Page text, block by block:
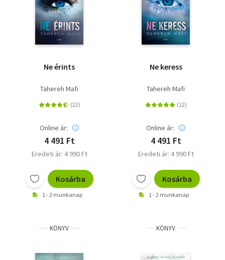
Ne érints
Tahereh Mafi
Online ár:
4 491 Ft
Eredeti ár: 4 990 Ft
Kosárba
1 - 2 munkanap
Ne keress
Tahereh Mafi
Online ár:
4 491 Ft
Eredeti ár: 4 990 Ft
Kosárba
1 - 2 munkanap
KÖNYV KÖNYV